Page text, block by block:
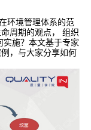
环境管理体系的范
周期的观点，
组织
实施？本文基于专家
，与大家分享如何